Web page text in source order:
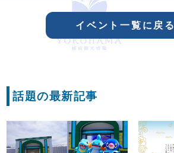
イベント一覧に戻る
話題の最新記事